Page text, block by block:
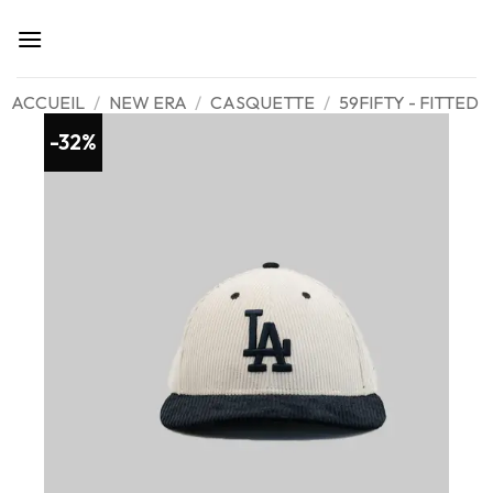
ACCUEIL / NEW ERA / CASQUETTE / 59FIFTY - FITTED
-32%